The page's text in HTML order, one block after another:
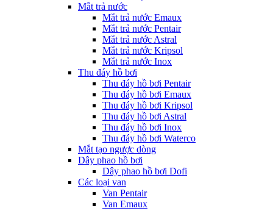
Mắt trả nước
Mắt trả nước Emaux
Mắt trả nước Pentair
Mắt trả nước Astral
Mắt trả nước Kripsol
Mắt trả nước Inox
Thu đáy hồ bơi
Thu đáy hồ bơi Pentair
Thu đáy hồ bơi Emaux
Thu đáy hồ bơi Kripsol
Thu đáy hồ bơi Astral
Thu đáy hồ bơi Inox
Thu đáy hồ bơi Waterco
Mắt tạo ngược dòng
Dây phao hồ bơi
Dây phao hồ bơi Dofi
Các loại van
Van Pentair
Van Emaux